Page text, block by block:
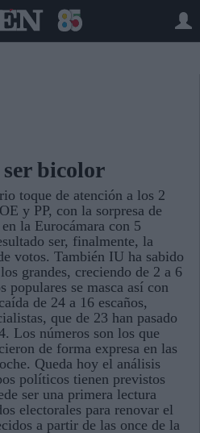
bicolor
toque de atención a los 2
y PP, con la sorpresa de
la Eurocámara con 5
ser, finalmente, la
votos. También IU ha sabido
grandes, creciendo de 2 a 6
populares se masca así con
de 24 a 16 escaños,
que de 23 han pasado
Los números son los que
de forma expresa en las
Queda hoy el análisis
políticos tienen previstos
ser una primera lectura
electorales para renovar el
a partir de las once de la